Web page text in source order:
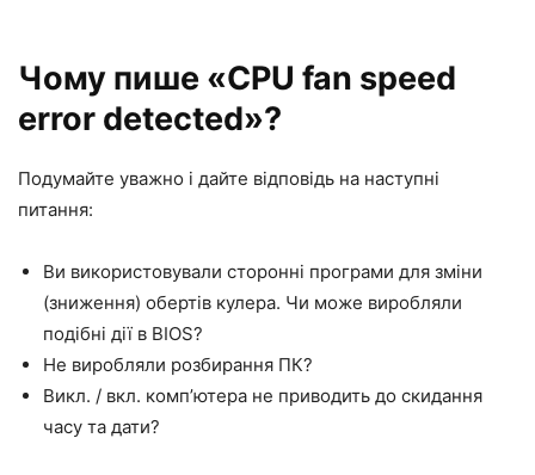
Чому пише «CPU fan speed
error detected»?
Подумайте уважно і дайте відповідь на наступні
питання:
Ви використовували сторонні програми для зміни
(зниження) обертів кулера. Чи може виробляли
подібні дії в BIOS?
Не виробляли розбирання ПК?
Викл. / вкл. комп’ютера не приводить до скидання
часу та дати?